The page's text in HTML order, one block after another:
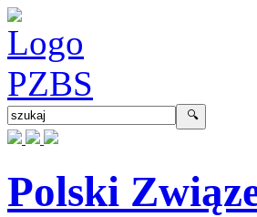
Polski